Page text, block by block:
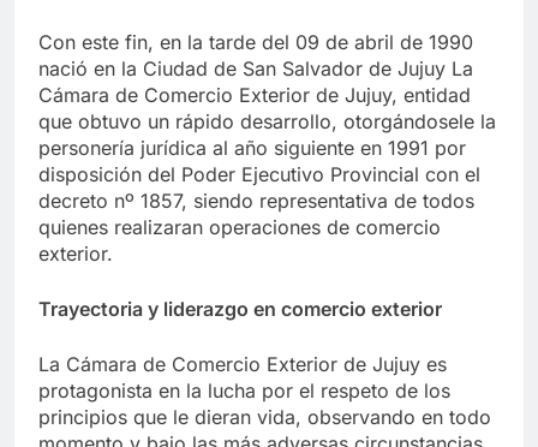
Con este fin, en la tarde del 09 de abril de 1990
nació en la Ciudad de San Salvador de Jujuy La
Cámara de Comercio Exterior de Jujuy, entidad
que obtuvo un rápido desarrollo, otorgándosele la
personería jurídica al año siguiente en 1991 por
disposición del Poder Ejecutivo Provincial con el
decreto nº 1857, siendo representativa de todos
quienes realizaran operaciones de comercio
exterior.
Trayectoria y liderazgo en comercio exterior
La Cámara de Comercio Exterior de Jujuy es
protagonista en la lucha por el respeto de los
principios que le dieran vida, observando en todo